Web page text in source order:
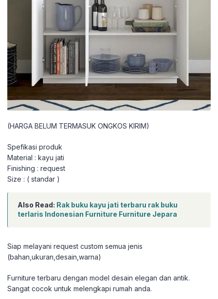
(HARGA BELUM TERMASUK ONGKOS KIRIM)
Spefikasi produk
Material : kayu jati
Finishing : request
Size : ( standar )
Also Read: Rak buku kayu jati terbaru rak buku
terlaris Indonesian Furniture Furniture Jepara
Siap melayani request custom semua jenis
(bahan,ukuran,desain,warna)
Furniture terbaru dengan model desain elegan dan antik.
Sangat cocok untuk melengkapi rumah anda.